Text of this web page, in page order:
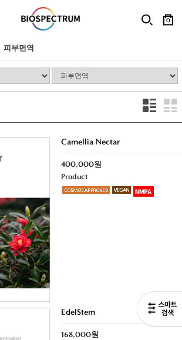
0
피부면역
Camellia Nectar
400,000원
Product
EdelStem
168,000원